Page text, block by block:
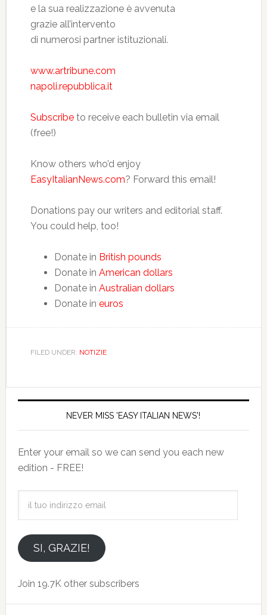
e la sua realizzazione è avvenuta
grazie all’intervento
di numerosi partner istituzionali.
www.artribune.com
napoli.repubblica.it
Subscribeto receive each bulletin via email
(free!)
Know others who’d enjoy
EasyItalianNews.com? Forward this email!
Donations pay our writers and editorial staff.
You could help, too!
Donate in British pounds
Donate in American dollars
Donate in Australian dollars
Donate in euros
FILED UNDER: NOTIZIE
NEVER MISS 'EASY ITALIAN NEWS'!
Enter your email so we can send you each new
edition - FREE!
emailSI, GRAZIE!
Join 19.7K other subscribers